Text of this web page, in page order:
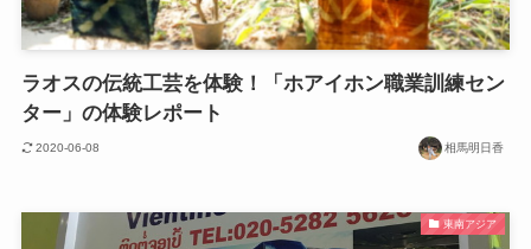
ラオスの伝統工芸を体験！「ホアイホン職業訓練セン
ター」の体験レポート
2020-06-08 相馬明日香
東南アジア